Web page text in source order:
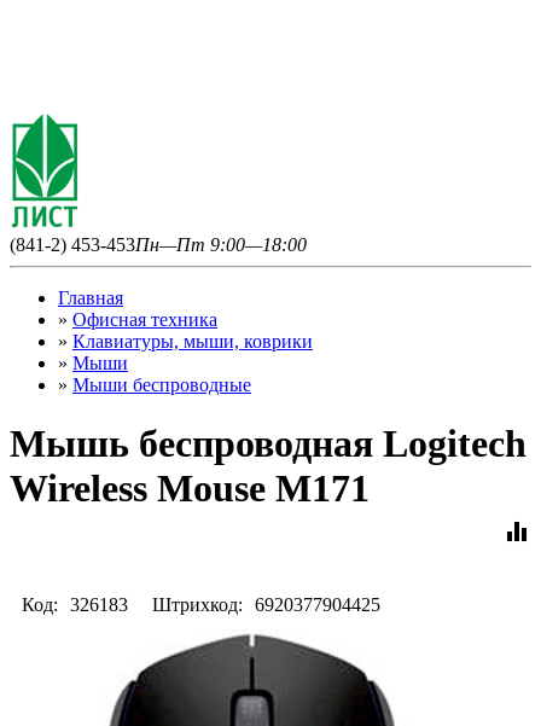
(841-2) 453-453Пн—Пт 9:00—18:00
Главная
» Офисная техника
» Клавиатуры, мыши, коврики
» Мыши
» Мыши беспроводные
Мышь беспроводная Logitech
Wireless Mouse M171
equalizer
Код: 326183 Штрихкод: 6920377904425